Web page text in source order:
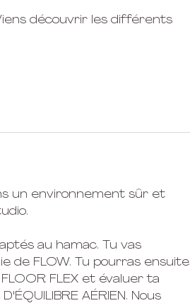
découvrir les différents
un environnement sûr et
au hamac. Tu vas
de FLOW. Tu pourras ensuite
FLEX et évaluer ta
AÉRIEN. Nous